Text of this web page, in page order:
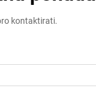
kontaktirati.